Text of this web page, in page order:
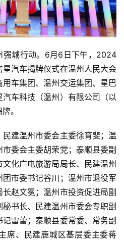
强城行动。6月6日下午，2024
汽车揭牌仪式在温州人民大会
车集团、温州交运集团、星巴
车科技（温州）有限公司（以
。
建温州市委会主委徐育斐；温
委会主委胡荣党；泰顺县委副
化广电旅游局局长、民建温州
市委书记谷川；温州市退役军
赵文冕；温州市投资促进局副
书长、民建温州市委会专职副
雷蕾；泰顺县委常委、常务副
席、民建鹿城区基层委主委蒋